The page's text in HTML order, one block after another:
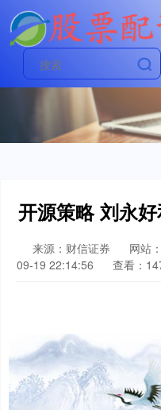
开源策略 刘永
来源：财信证券 网站
09-19 22:14:56
查看：